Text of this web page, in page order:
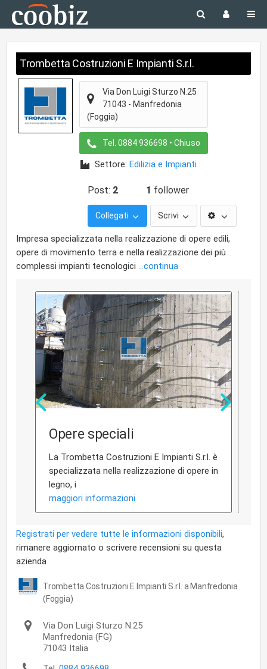
Trombetta Costruzioni E Impianti S.r.l.
Via Don Luigi Sturzo N.25
71043 - Manfredonia
(Foggia)
Tel. 0884 936698 • Chiuso
Settore: Edilizia e Impianti
Post: 2 1 follower
Collegati Scrivi
Impresa specializzata nella realizzazione di opere edili,
opere di movimento terra e nella realizzazione dei più
complessi impianti tecnologici ...continua
Opere speciali
La Trombetta Costruzioni E Impianti S.r.l. è
specializzata nella realizzazione di opere in
legno, i
maggiori informazioni
Registrati per vedere tutte le informazioni disponibili,
rimanere aggiornato o scrivere recensioni su questa
azienda
Trombetta Costruzioni E Impianti S.r.l. a Manfredonia
(Foggia)
Via Don Luigi Sturzo N.25
Manfredonia (FG)
71043 Italia